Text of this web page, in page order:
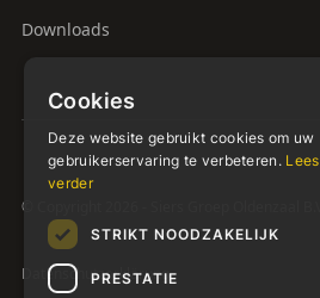
Downloads
© Copyright 2026 - Siers Groep Oldenzaal B.V.
Datenschutzerklärung
Cookies
Deze website gebruikt cookies om uw
gebruikerservaring te verbeteren. Lees
verder
STRIKT NOODZAKELIJK
PRESTATIE